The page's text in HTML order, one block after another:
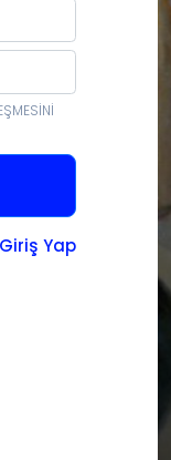
Giriş Yap